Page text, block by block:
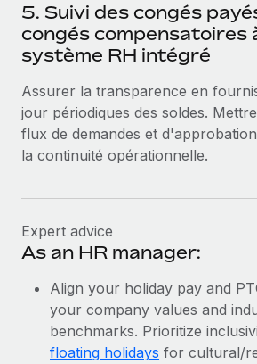
5. Suivi des congés
congés compensatoires
système RH intégré
Assurer la transparence en
jour périodiques des soldes.
flux de demandes et
la continuité opérationnelle.
Expert advice
As an HR manager:
Align your holiday pay and
your company values and
benchmarks. Prioritize
floating holidays for cultural/